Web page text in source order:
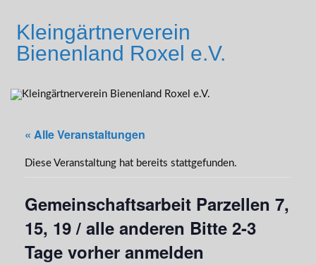
contentKleingärtnerverein
Bienenland Roxel e.V.
« Alle Veranstaltungen
Diese Veranstaltung hat bereits stattgefunden.
Gemeinschaftsarbeit Parzellen 7,
15, 19 / alle anderen Bitte 2-3
Tage vorher anmelden